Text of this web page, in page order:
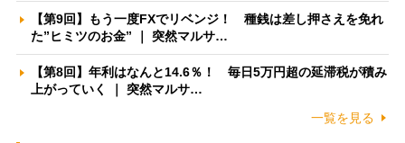
【第9回】もう一度FXでリベンジ！ 種銭は差し押さえを免れ
た”ヒミツのお金” ｜ 突然マルサ…
【第8回】年利はなんと14.6％！ 毎日5万円超の延滞税が積み
上がっていく ｜ 突然マルサ…
一覧を見る